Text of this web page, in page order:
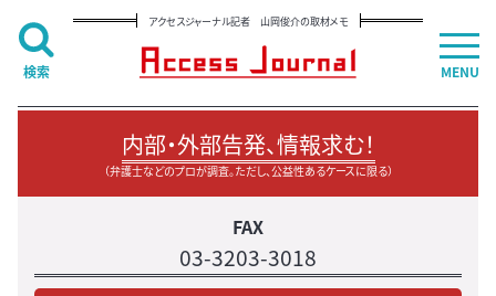
アクセスジャーナル記者 山岡俊介の取材メモ
内部・外部告発、情報求む！
（弁護士などのプロが調査。ただし、公益性あるケースに限る）
FAX
03-3203-3018
MENU
検索